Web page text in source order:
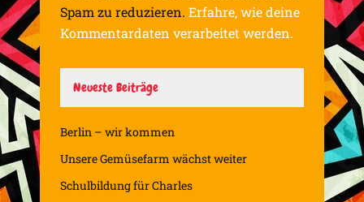
Spam zu reduzieren. Erfahre, wie deine
Kommentardaten verarbeitet werden.
Neueste Beiträge
Berlin – wir kommen
Unsere Gemüsefarm wächst weiter
Schulbildung für Charles